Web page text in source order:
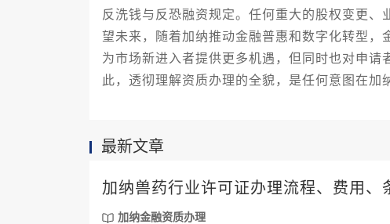
反洗钱与反恐融资规定。任何重大的股权变更
望未来，随着加纳推动金融普惠和数字化转型
为市场新进入者提供更多机遇，但同时也对申请
此，透彻理解资质办理的全貌，是任何意图在加
最新文章
加纳兽药行业许可证办理流程、费用、
加纳金融资质办理